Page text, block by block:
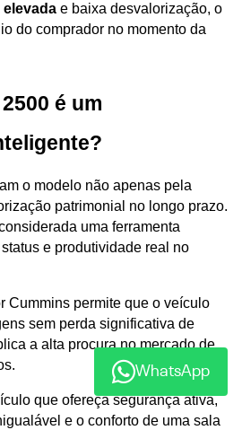
elevada e baixa desvalorização, o
do comprador no momento da
é um
o modelo não apenas pela
patrimonial no longo prazo.
uma ferramenta
e produtividade real no
Cummins permite que o veículo
sem perda significativa de
a alta procura no mercado de
que ofereça segurança ativa,
e o conforto de uma sala
WhatsApp